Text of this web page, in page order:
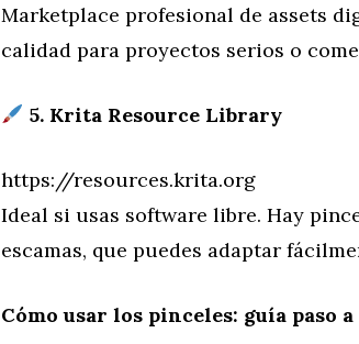
Marketplace profesional de assets
calidad para proyectos serios o
5. Krita Resource Library
https://resources.krita.org
Ideal si usas software libre. Hay
escamas, que puedes adaptar
Cómo usar los pinceles: guía paso a